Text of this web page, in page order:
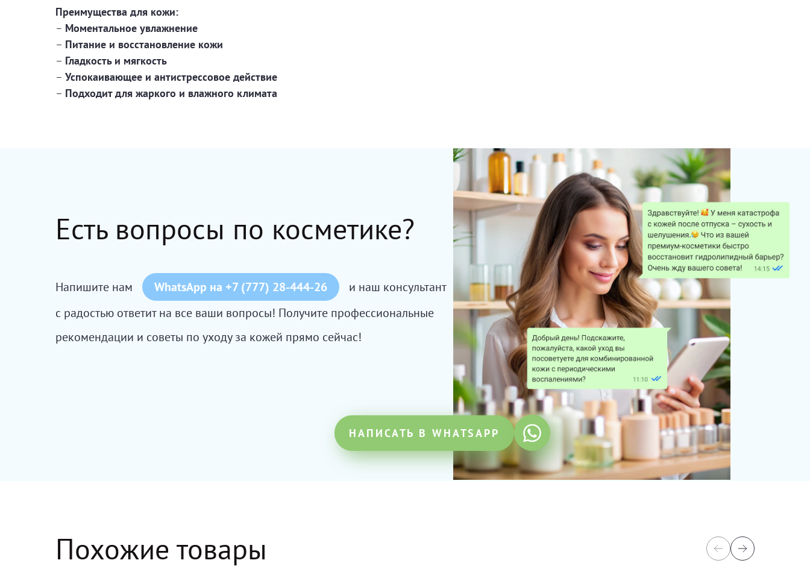
Преимущества для кожи:
– Моментальное увлажнение
– Питание и восстановление кожи
– Гладкость и мягкость
– Успокаивающее и антистрессовое действие
– Подходит для жаркого и влажного климата
Есть вопросы по косметике?
Напишите нам WhatsApp на +7 (777) 28-444-26
и наш консультант
с радостью ответит на все ваши вопросы! Получите профессиональные
рекомендации и советы по уходу за кожей прямо сейчас!
НАПИСАТЬ В WHATSAPP
Похожие товары